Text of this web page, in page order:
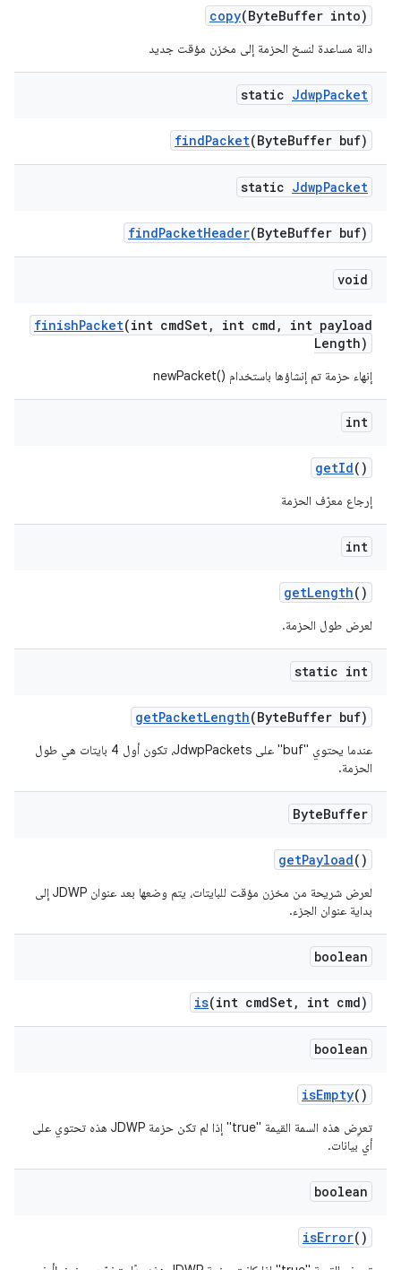
copy(ByteBuffer into)
دالة مساعدة لنسخ الحزمة إلى مخزن مؤقت جديد
static JdwpPacket
findPacket(ByteBuffer buf)
static JdwpPacket
findPacketHeader(ByteBuffer buf)
void
finishPacket(int cmdSet, int cmd ,
int payload
Length)
إنهاء حزمة تم إنشاؤها باستخدام newPacket()‎
int
getId()
إرجاع معرّف الحزمة
int
getLength()
لعرض طول الحزمة.
static int
getPacketLength(ByteBuffer buf)
عندما يحتوي "buf" على JdwpPackets، تكون أول 4 بايتات هي طول
الحزمة.
ByteBuffer
getPayload()
لعرض شريحة من مخزن مؤقت للبايتات، يتم وضعها بعد عنوان JDWP إلى
بداية عنوان الجزء.
boolean
is(int cmdSet, int cmd)
boolean
isEmpty()
تعرِض هذه السمة القيمة "true" إذا لم تكن حزمة JDWP هذه تحتوي على
أي بيانات.
boolean
isError()